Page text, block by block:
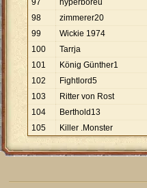
97
hyperboreu
98
zimmerer20
99
Wickie 1974
100
Tarrja
101
König Günther1
102
Fightlord5
103
Ritter von Rost
104
Berthold13
105
Killer .Monster